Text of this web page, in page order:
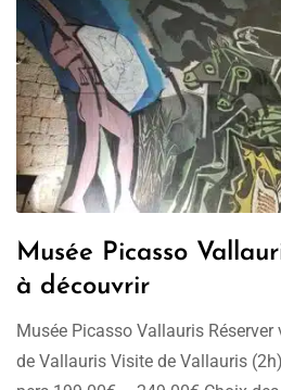
Musée Picasso
à découvrir
Musée Picasso Vallauris
de Vallauris Visite de Vallauris